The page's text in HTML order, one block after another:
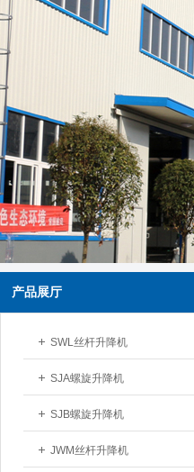
产品展厅
SWL丝杆升降机
SJA螺旋升降机
SJB螺旋升降机
JWM丝杆升降机